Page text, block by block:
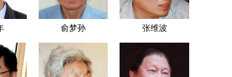
俞梦孙 张维波